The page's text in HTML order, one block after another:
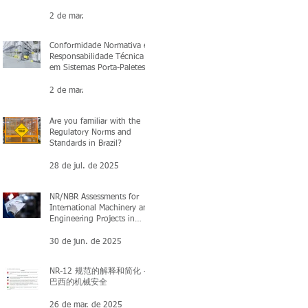
2 de mar.
Conformidade Normativa e
Responsabilidade Técnica
em Sistemas Porta-Paletes:
2 de mar.
Are you familiar with the
Regulatory Norms and
Standards in Brazil?
28 de jul. de 2025
NR/NBR Assessments for
International Machinery and
Engineering Projects in
30 de jun. de 2025
NR-12 规范的解释和简化 -
巴西的机械安全
26 de mar. de 2025